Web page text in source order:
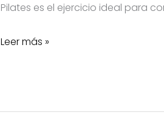
Pilates es el ejercicio ideal para
PILATES:
Leer más »